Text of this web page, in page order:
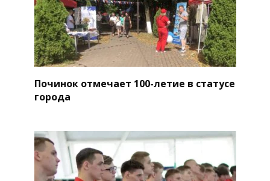
Починок отмечает 100-летие в статусе
города